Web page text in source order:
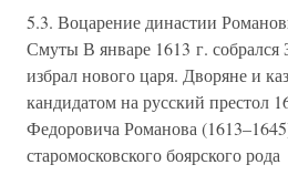
5.3. Воцарение династии
Смуты В январе 1613 г. собрался
избрал нового царя. Дворяне и
кандидатом на русский престол
Федоровича Романова
старомосковского боярского рода